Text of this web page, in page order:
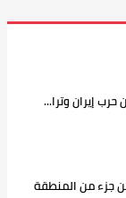
إيران وترا...
جزء من المنطقة